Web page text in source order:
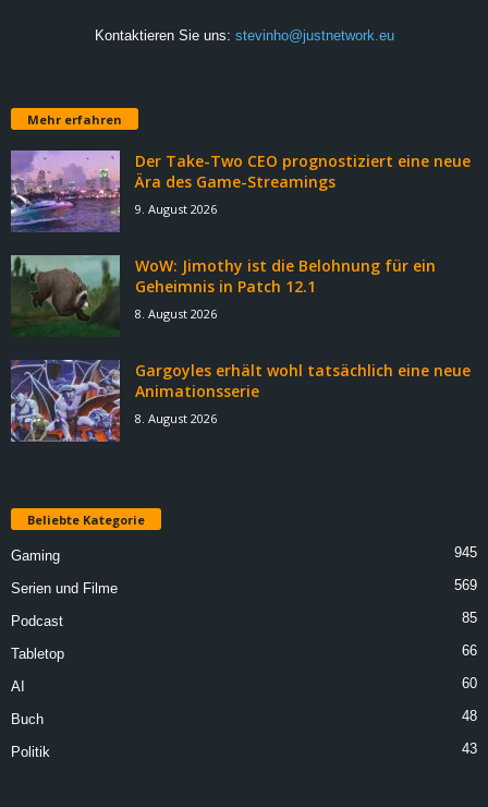
Kontaktieren Sie uns: stevinho@justnetwork.eu
Mehr erfahren
Der Take-Two CEO prognostiziert eine neue
Ära des Game-Streamings
9. August 2026
WoW: Jimothy ist die Belohnung für ein
Geheimnis in Patch 12.1
8. August 2026
Gargoyles erhält wohl tatsächlich eine neue
Animationsserie
8. August 2026
Beliebte Kategorie
Gaming 945
Serien und Filme 569
Podcast 85
Tabletop 66
AI 60
Buch 48
Politik 43